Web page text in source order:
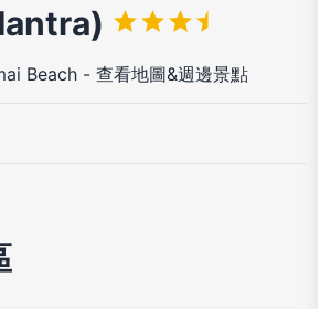
Beach - 查看地圖&週邊景點